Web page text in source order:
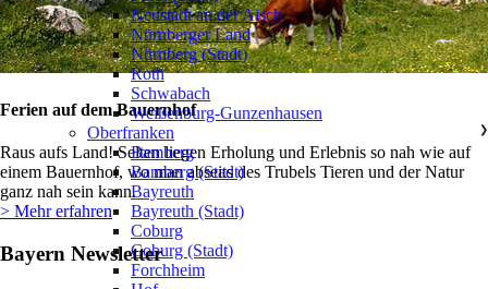
Ferien auf dem Bauernhof
Raus aufs Land! Selten liegen Erholung und Erlebnis so nah wie auf
einem Bauernhof, wo man abseits des Trubels Tieren und der Natur
ganz nah sein kann.
> Mehr erfahren
Bayern Newsletter
Neustadt an der Aisch
Nürnberger Land
Nürnberg (Stadt)
Roth
Schwabach
Weißenburg-Gunzenhausen
Oberfranken
❯
Bamberg
Bamberg (Stadt)
Bayreuth
Bayreuth (Stadt)
Coburg
Coburg (Stadt)
Forchheim